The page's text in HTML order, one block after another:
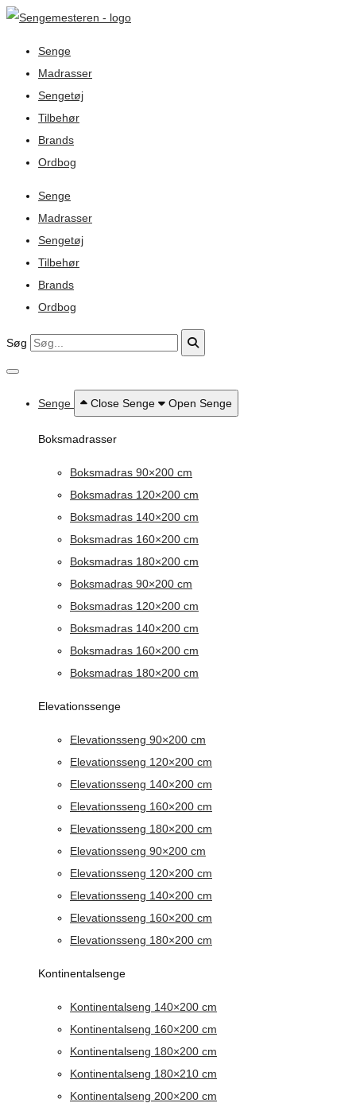
Senge
Madrasser
Sengetøj
Tilbehør
Brands
Ordbog
Senge
Madrasser
Sengetøj
Tilbehør
Brands
Ordbog
Søg
Senge Close Senge Open Senge
Boksmadrasser
Boksmadras 90×200 cm
Boksmadras 120×200 cm
Boksmadras 140×200 cm
Boksmadras 160×200 cm
Boksmadras 180×200 cm
Boksmadras 90×200 cm
Boksmadras 120×200 cm
Boksmadras 140×200 cm
Boksmadras 160×200 cm
Boksmadras 180×200 cm
Elevationssenge
Elevationsseng 90×200 cm
Elevationsseng 120×200 cm
Elevationsseng 140×200 cm
Elevationsseng 160×200 cm
Elevationsseng 180×200 cm
Elevationsseng 90×200 cm
Elevationsseng 120×200 cm
Elevationsseng 140×200 cm
Elevationsseng 160×200 cm
Elevationsseng 180×200 cm
Kontinentalsenge
Kontinentalseng 140×200 cm
Kontinentalseng 160×200 cm
Kontinentalseng 180×200 cm
Kontinentalseng 180×210 cm
Kontinentalseng 200×200 cm